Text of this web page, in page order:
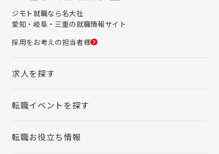
ジモト就職なら名大社
愛知・岐阜・三重の就職情報サイト
採用をお考えの担当者様
求人を探す
転職イベントを探す
転職お役立ち情報